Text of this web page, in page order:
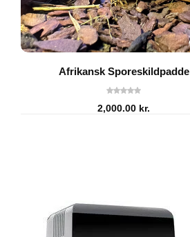
Afrikansk Sporeskildpadde
2,000.00 kr.